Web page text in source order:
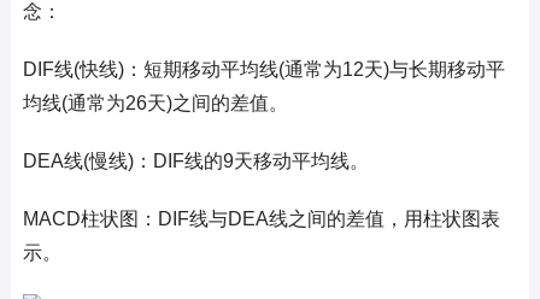
念：
DIF线(快线)：短期移动平均线(通常为12天)与长期移动平
均线(通常为26天)之间的差值。
DEA线(慢线)：DIF线的9天移动平均线。
MACD柱状图：DIF线与DEA线之间的差值，用柱状图表
示。